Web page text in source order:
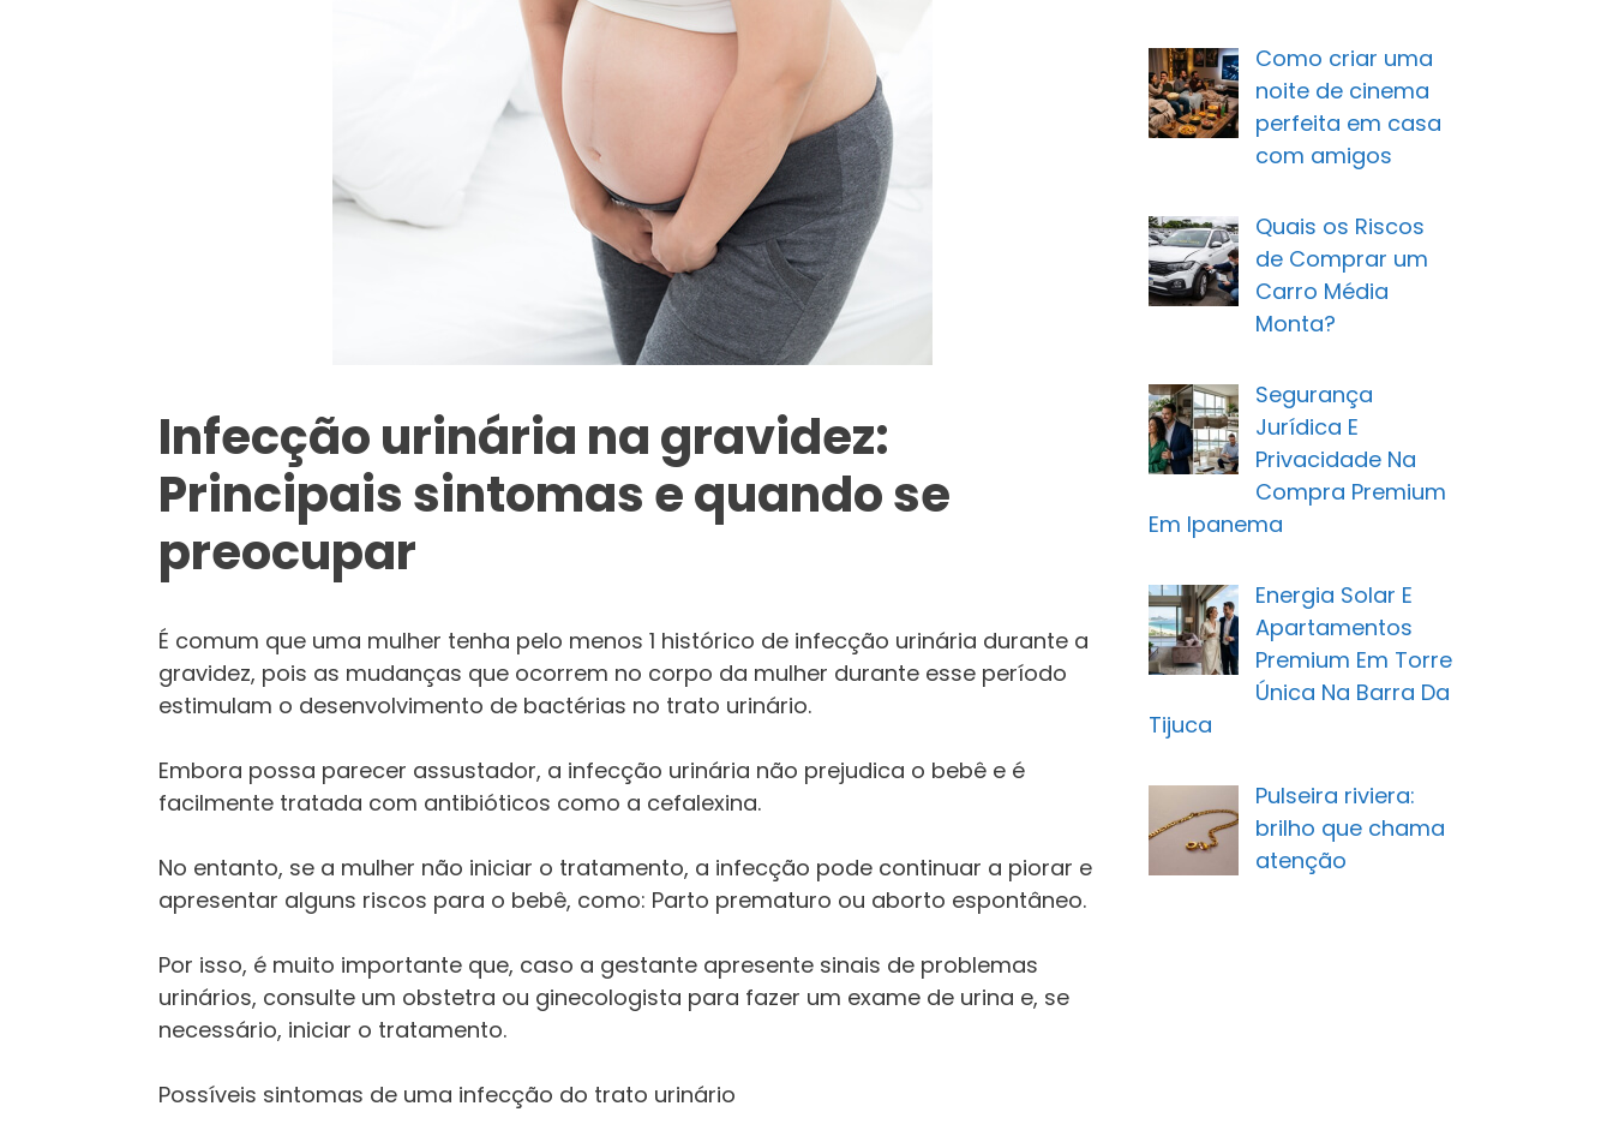
Infecção urinária na gravidez:
Principais sintomas e quando se
preocupar
É comum que uma mulher tenha pelo menos 1 histórico de infecção urinária durante a
gravidez, pois as mudanças que ocorrem no corpo da mulher durante esse período
estimulam o desenvolvimento de bactérias no trato urinário.
Embora possa parecer assustador, a infecção urinária não prejudica o bebê e é
facilmente tratada com antibióticos como a cefalexina.
No entanto, se a mulher não iniciar o tratamento, a infecção pode continuar a piorar e
apresentar alguns riscos para o bebê, como: Parto prematuro ou aborto espontâneo.
Por isso, é muito importante que, caso a gestante apresente sinais de problemas
urinários, consulte um obstetra ou ginecologista para fazer um exame de urina e, se
necessário, iniciar o tratamento.
Possíveis sintomas de uma infecção do trato urinário
Como criar uma
noite de cinema
perfeita em casa
com amigos
Quais os Riscos
de Comprar um
Carro Média
Monta?
Segurança
Jurídica E
Privacidade Na
Compra Premium
Em Ipanema
Energia Solar E
Apartamentos
Premium Em Torre
Única Na Barra Da
Tijuca
Pulseira riviera:
brilho que chama
atenção